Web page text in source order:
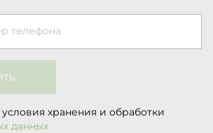
телефона
хранения и обработки
данных